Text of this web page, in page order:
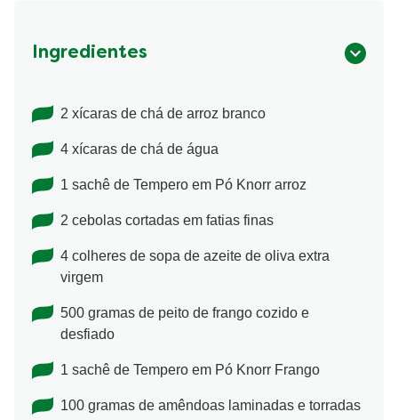
Ingredientes
2 xícaras de chá de arroz branco
4 xícaras de chá de água
1 sachê de Tempero em Pó Knorr arroz
2 cebolas cortadas em fatias finas
4 colheres de sopa de azeite de oliva extra
virgem
500 gramas de peito de frango cozido e
desfiado
1 sachê de Tempero em Pó Knorr Frango
100 gramas de amêndoas laminadas e torradas